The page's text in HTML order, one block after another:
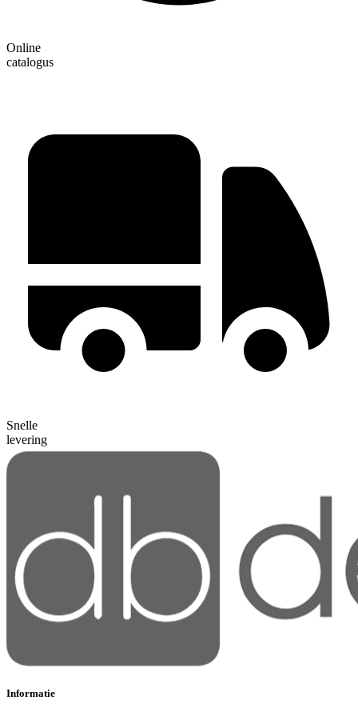
Online
catalogus
Snelle
levering
Informatie